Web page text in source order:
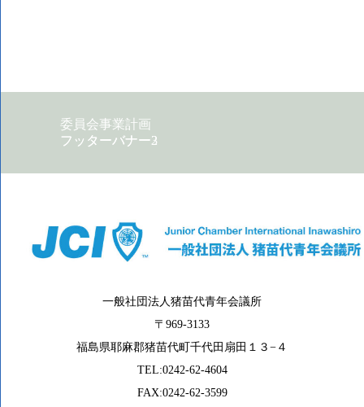
委員会事業計画
フッターバナー2
フッターバナー3
一般社団法人猪苗代青年会議所
〒969-3133
福島県耶麻郡猪苗代町千代田扇田１３−４
TEL:0242-62-4604
FAX:0242-62-3599